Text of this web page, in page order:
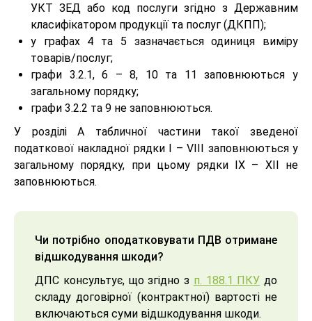
УКТ ЗЕД або код послуги згідно з Державним
класифікатором продукції та послуг (ДКПП);
у графах 4 та 5 зазначається одиниця виміру
товарів/послуг;
графи 3.2.1, 6 – 8, 10 та 11 заповнюються у
загальному порядку;
графи 3.2.2 та 9 не заповнюються.
У розділі А табличної частини такої зведеної
податкової накладної рядки I – VІІІ заповнюються у
загальному порядку, при цьому рядки IX – XIІ не
заповнюються.
Чи потрібно оподатковувати ПДВ отримане
відшкодування шкоди?
ДПС консультує, що згідно з п. 188.1 ПКУ до
складу договірної (контрактної) вартості не
включаються суми відшкодування шкоди.